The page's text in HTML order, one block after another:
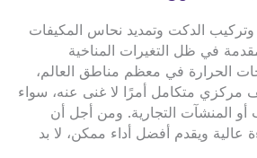
وتركيب الدكت وتمديد نحاس المكيفات
في ظل التغيرات المناخية
الحرارة في معظم مناطق العالم،
مركزي متكامل أمرًا لا غنى عنه، سواء
أو المنشآت التجارية. ومن أجل أن
عالية ويقدم أفضل أداء ممكن، لا بد